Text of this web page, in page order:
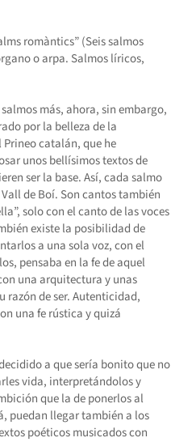
romàntics” (Seis salmos
o arpa. Salmos líricos,
más, ahora, sin embargo,
por la belleza de la
catalán, que he
unos bellísimos textos de
ser la base. Así, cada salmo
de Boí. Son cantos también
solo con el canto de las voces
existe la posibilidad de
a una sola voz, con el
pensaba en la fe de aquel
una arquitectura y unas
razón de ser. Autenticidad,
una fe rústica y quizá
a que sería bonito que no
vida, interpretándolos y
que la de ponerlos al
puedan llegar también a los
poéticos musicados con